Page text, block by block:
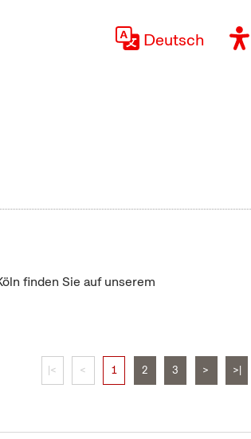
Deutsch
finden Sie auf unserem
|< < 1 2 3 > >|